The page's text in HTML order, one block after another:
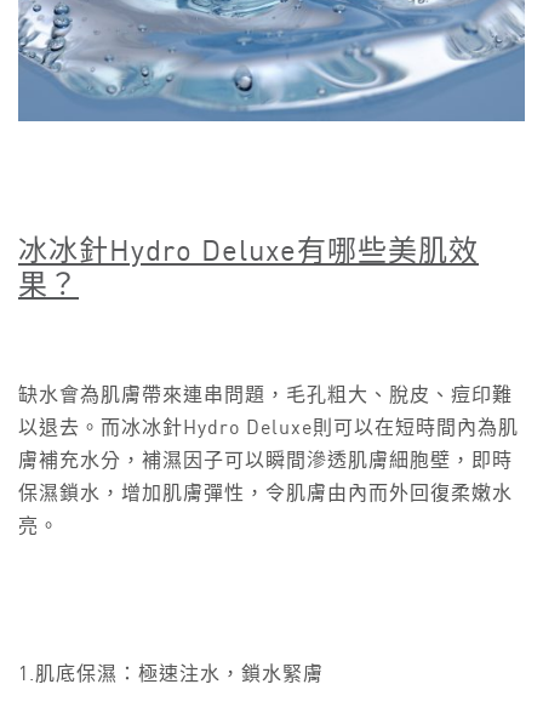
冰冰針Hydro Deluxe有哪些美肌效
果？
缺水會為肌膚帶來連串問題，毛孔粗大、脫皮、痘印難
以退去。而冰冰針Hydro Deluxe則可以在短時間內為肌
膚補充水分，補濕因子可以瞬間滲透肌膚細胞壁，即時
保濕鎖水，增加肌膚彈性，令肌膚由內而外回復柔嫩水
亮。
1.肌底保濕：極速注水，鎖水緊膚